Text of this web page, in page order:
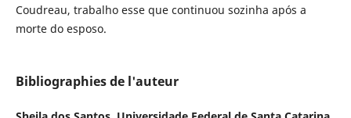
Coudreau, trabalho esse que continuou sozinha após a
morte do esposo.
Bibliographies de l'auteur